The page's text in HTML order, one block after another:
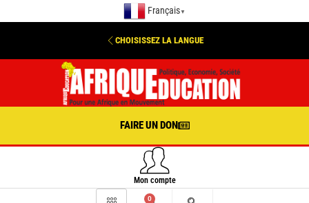
Français ▼
CHOISISSEZ LA LANGUE
FAIRE UN DON
Mon compte
0